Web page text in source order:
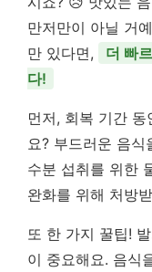
만저만이 아닐 거
만 있다면,
더 빠
다!
먼저, 회복 기간
요? 부드러운 음
수분 섭취를 위한
완화를 위해 처방
또 한 가지 꿀팁!
이 중요해요. 음식